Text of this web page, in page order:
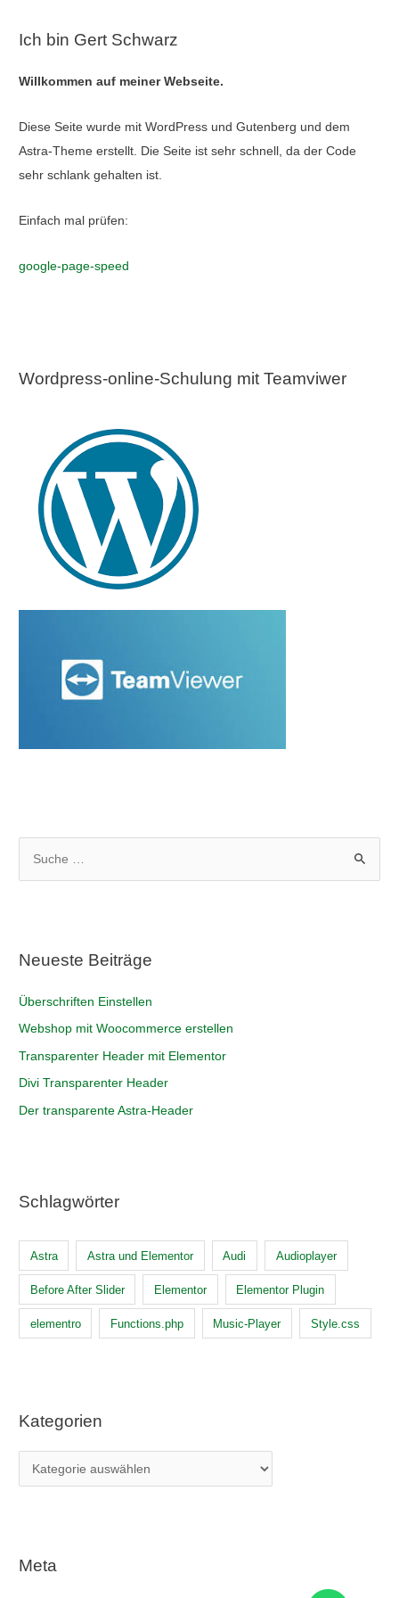
Ich bin Gert Schwarz
Willkommen auf meiner Webseite.
Diese Seite wurde mit WordPress und Gutenberg und dem
Astra-Theme erstellt. Die Seite ist sehr schnell, da der Code
sehr schlank gehalten ist.
Einfach mal prüfen:
google-page-speed
Wordpress-online-Schulung mit Teamviwer
n
n
h
:
Neueste Beiträge
Überschriften Einstellen
Webshop mit Woocommerce erstellen
Transparenter Header mit Elementor
Divi Transparenter Header
Der transparente Astra-Header
Schlagwörter
Astra Astra und Elementor Audi Audioplayer
Before After Slider Elementor Elementor Plugin
elementro Functions.php Music-Player Style.css
Kategorien
a
gMeta